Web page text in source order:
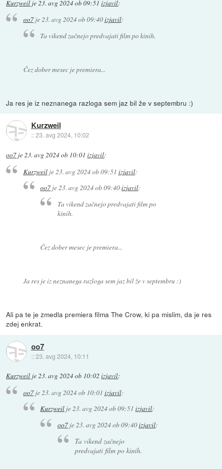
Kurzweil je23. avg 2024 ob 09:51 izjavil:
oo7je23. avg 2024 ob 09:40izjavil:
Ta vikend začnejo predvajati film po kinih.
Čez dober mesec je premiera...
Ja res je iz neznanega razloga sem jaz bil že v septembru :)
Kurzweil
::23. avg 2024, 10:02
oo7 je23. avg 2024 ob 10:01 izjavil:
Kurzweilje 23. avg 2024 ob 09:51 izjavil:
oo7je23. avg 2024 ob 09:40izjavil:
Ta vikend začnejo predvajati film po
kinih.
Čez dober mesec je premiera...
Ja res je iz neznanega razloga sem jaz bil že v septembru :)
Ali pa te je zmedla premiera filma The Crow, ki pa mislim, da je res
zdej enkrat.
oo7
::23. avg 2024, 10:11
Kurzweil je23. avg 2024 ob 10:02 izjavil:
oo7je 23. avg 2024 ob 10:01 izjavil:
Kurzweil je23. avg 2024 ob 09:51 izjavil:
oo7je23. avg 2024 ob 09:40izjavil:
Ta vikend začnejo
predvajati film po kinih.